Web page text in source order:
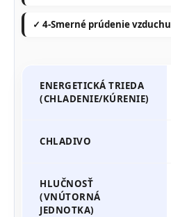
✓ 4-Smerné prúdenie vzduchu
ENERGETICKÁ TRIEDA
(CHLADENIE/KÚRENIE)
CHLADIVO
HLUČNOSŤ
(VNÚTORNÁ
JEDNOTKA)